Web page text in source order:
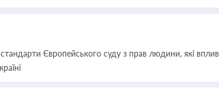
Європейського суду з прав людини, які